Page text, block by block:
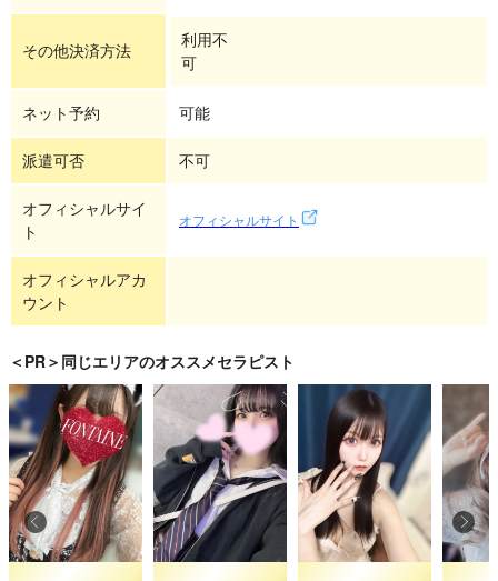
その他決済方法
利用不
可
ネット予約 可能
派遣可否 不可
オフィシャルサイ
ト
オフィシャルサイト
オフィシャルアカ
ウント
＜PR＞同じエリアのオススメセラピスト